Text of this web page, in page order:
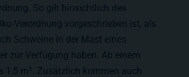
So gilt hinsichtlich des
Verordnung vorgeschrieben ist, als
Schweine in der Mast eines
zur Verfügung haben. Ab einem
1,5 m². Zusätzlich kommen auch